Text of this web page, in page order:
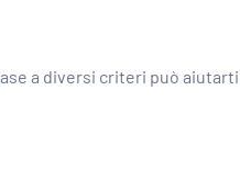
a diversi criteri può